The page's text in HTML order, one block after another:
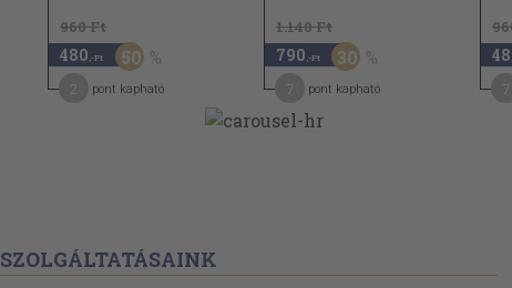
960 Ft
480 ,-Ft 50
pont kapható
1.140 Ft
790 ,-Ft 30
pont kapható
SZOLGÁLTATÁSAINK